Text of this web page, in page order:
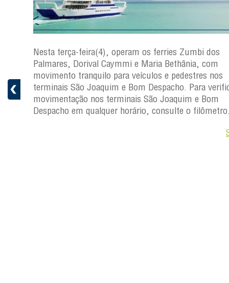
a
Nesta terça-feira(4), operam os ferries Zumbi dos
Palmares, Dorival Caymmi e Maria Bethânia, com
movimento tranquilo para veículos e pedestres nos
terminais São Joaquim e Bom Despacho. Para
movimentação nos terminais São Joaquim e Bom
Despacho em qualquer horário, consulte o